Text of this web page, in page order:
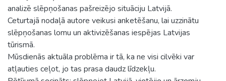
analizē slēpņošanas pašreizējo situāciju Latvijā.
Ceturtajā nodaļā autore veikusi anketēšanu, lai uzzinātu
slēpņošanas lomu un aktivizēšanas iespējas Latvijas
tūrismā.
Mūsdienās aktuāla problēma ir tā, ka ne visi cilvēki var
atļauties ceļot, jo tas prasa daudz līdzekļu.